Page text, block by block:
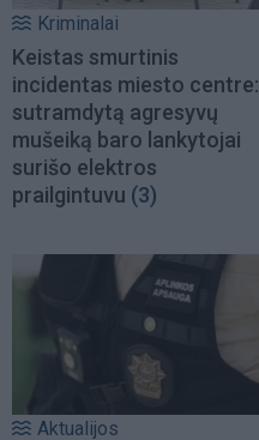
Kriminalai
Keistas smurtinis
incidentas miesto centre:
sutramdytą agresyvų
mušeiką baro lankytojai
surišo elektros
prailgintuvu (3)
Aktualijos